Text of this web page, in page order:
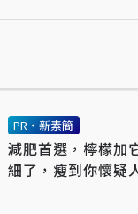
PR・新素簡
減肥首選，檸檬加
細了，瘦到你懷疑